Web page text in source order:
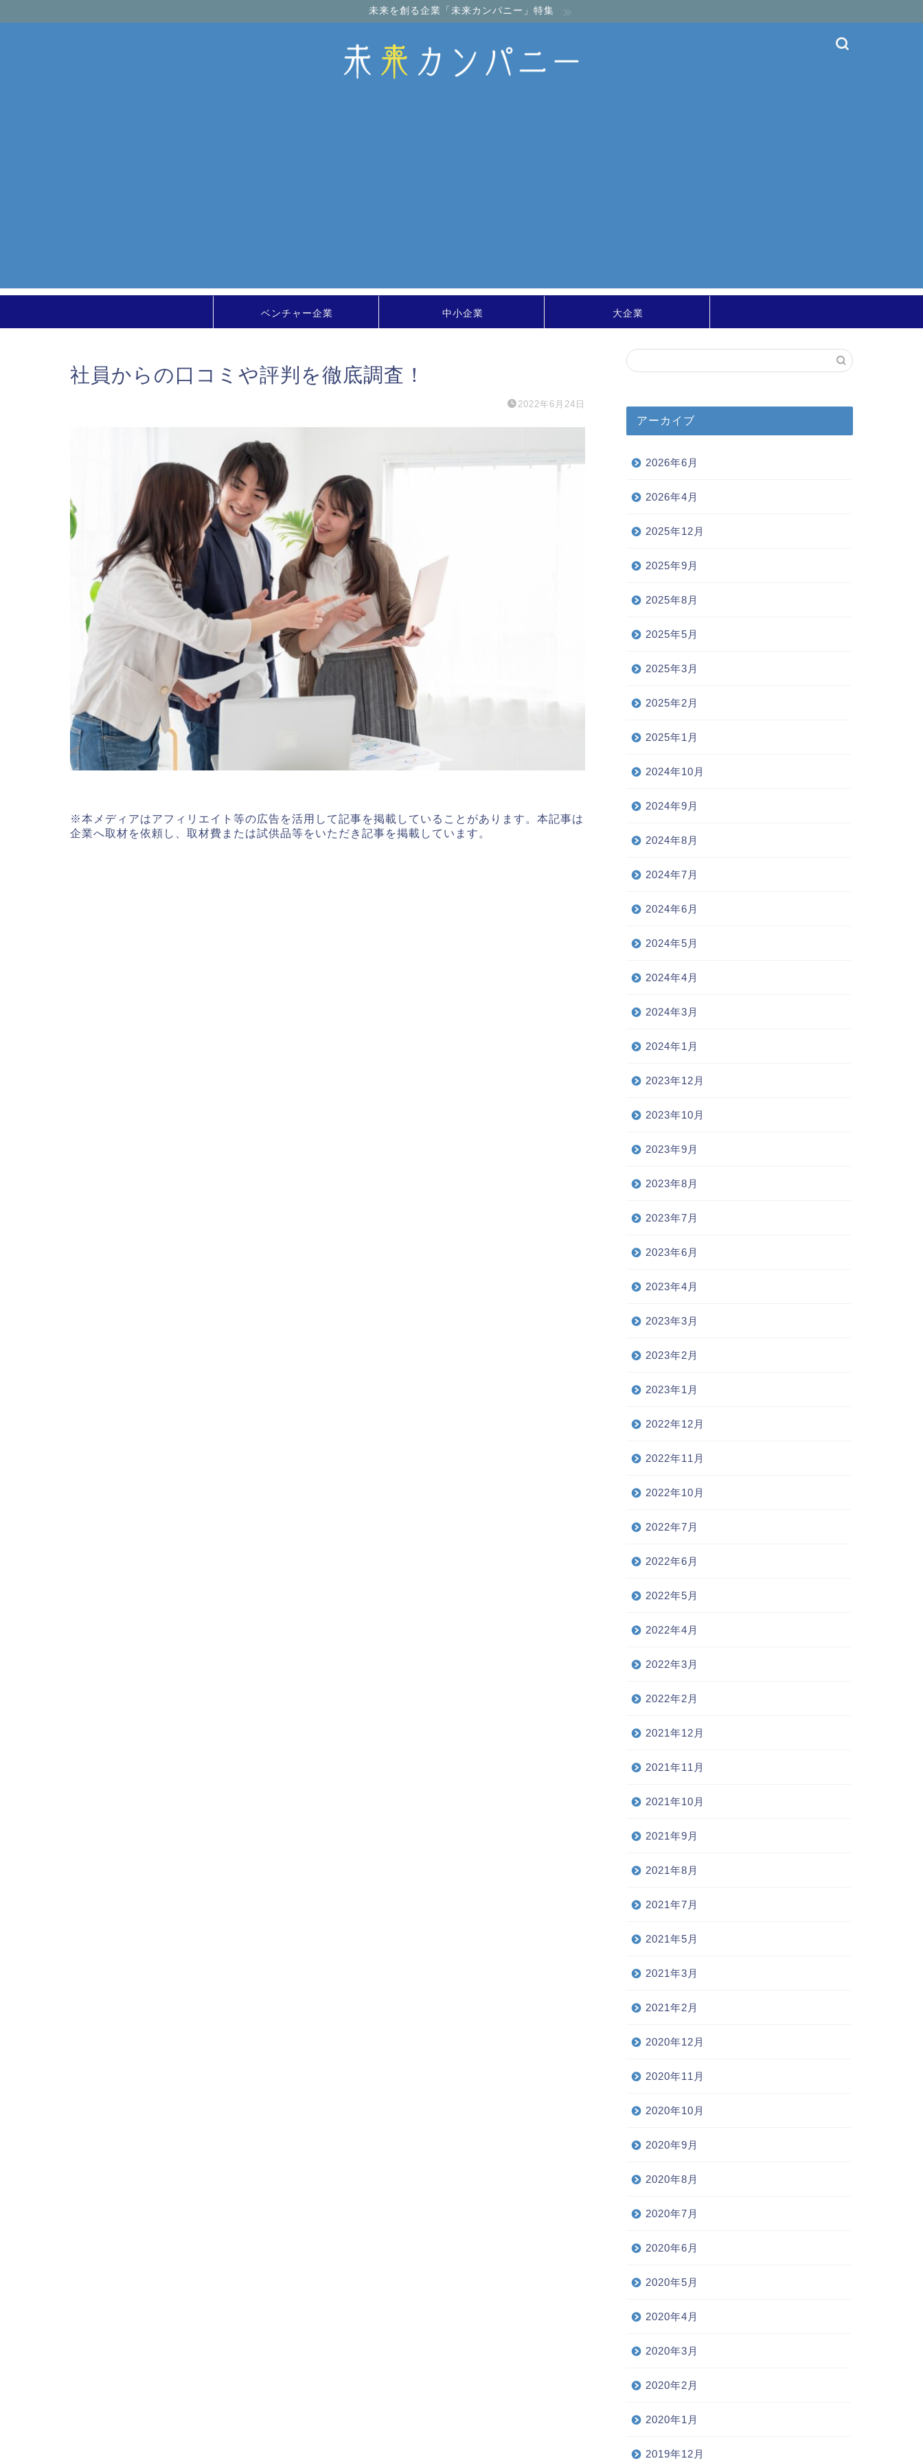
未来を創る企業「未来カンパニー」特集
ベンチャー企業 中小企業 大企業
社員からの口コミや評判を徹底調査！
2022年6月24日
※本メディアはアフィリエイト等の広告を活用して記事を掲載していることがあります。本記事は
企業へ取材を依頼し、取材費または試供品等をいただき記事を掲載しています。
アーカイブ
2026年6月
2026年4月
2025年12月
2025年9月
2025年8月
2025年5月
2025年3月
2025年2月
2025年1月
2024年10月
2024年9月
2024年8月
2024年7月
2024年6月
2024年5月
2024年4月
2024年3月
2024年1月
2023年12月
2023年10月
2023年9月
2023年8月
2023年7月
2023年6月
2023年4月
2023年3月
2023年2月
2023年1月
2022年12月
2022年11月
2022年10月
2022年7月
2022年6月
2022年5月
2022年4月
2022年3月
2022年2月
2021年12月
2021年11月
2021年10月
2021年9月
2021年8月
2021年7月
2021年5月
2021年3月
2021年2月
2020年12月
2020年11月
2020年10月
2020年9月
2020年8月
2020年7月
2020年6月
2020年5月
2020年4月
2020年3月
2020年2月
2020年1月
2019年12月